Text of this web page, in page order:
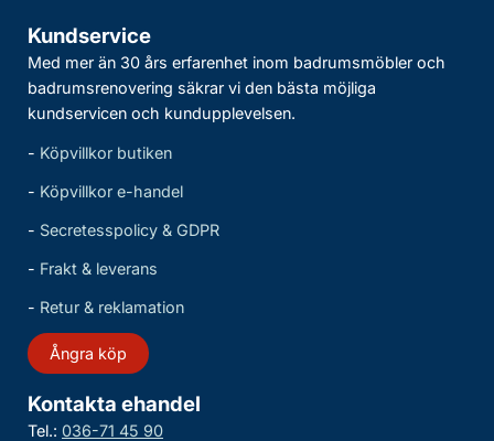
Kundservice
Med mer än 30 års erfarenhet inom badrumsmöbler och
badrumsrenovering säkrar vi den bästa möjliga
kundservicen och kundupplevelsen.
- Köpvillkor butiken
- Köpvillkor e-handel
- Secretesspolicy & GDPR
- Frakt & leverans
- Retur & reklamation
Ångra köp
Kontakta ehandel
Tel.: 036-71 45 90